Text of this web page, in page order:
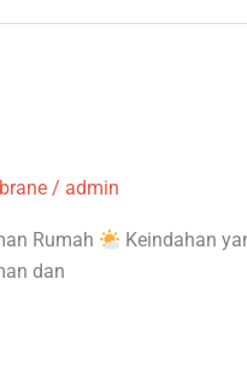
/ admin
Rumah
Keindahan
dan